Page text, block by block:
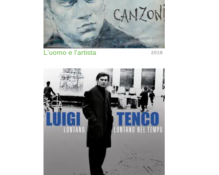
L'uomo e l'artista 2018